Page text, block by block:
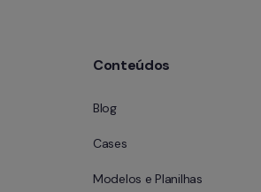
Conteúdos
Blog
Cases
Modelos e Planilhas